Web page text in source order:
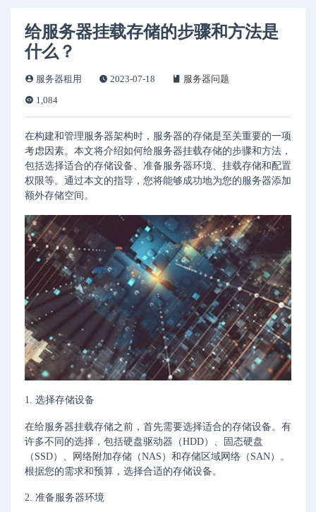
给服务器挂载存储的步骤和方法是
什么？
服务器租用 2023-07-18
服务器问题
1,084
在构建和管理服务器架构时，服务器的存储是至关重要的一项
考虑因素。本文将介绍如何给服务器挂载存储的步骤和方法，
包括选择适合的存储设备、准备服务器环境、挂载存储和配置
权限等。通过本文的指导，您将能够成功地为您的服务器添加
额外存储空间。
1. 选择存储设备
在给服务器挂载存储之前，首先需要选择适合的存储设备。有
许多不同的选择，包括硬盘驱动器（HDD）、固态硬盘
（SSD）、网络附加存储（NAS）和存储区域网络（SAN）。
根据您的需求和预算，选择合适的存储设备。
2. 准备服务器环境